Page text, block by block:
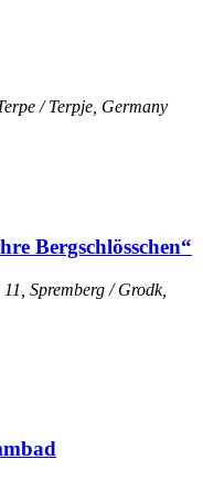
/ Terpje, Germany
Bergschlösschen“
Spremberg / Grodk,